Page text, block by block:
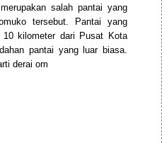
salah pantai yang
tersebut. Pantai yang
kilometer dari Pusat Kota
pantai yang luar biasa.
derai om